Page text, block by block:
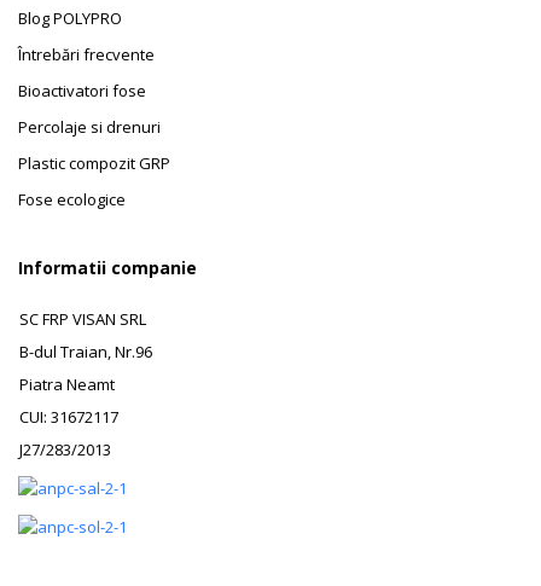
Blog POLYPRO
Întrebări frecvente
Bioactivatori fose
Percolaje si drenuri
Plastic compozit GRP
Fose ecologice
Informatii companie
SC FRP VISAN SRL
B-dul Traian, Nr.96
Piatra Neamt
CUI: 31672117
J27/283/2013